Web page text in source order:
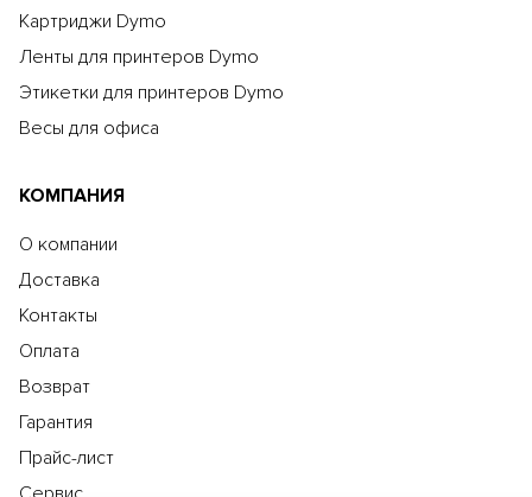
Картриджи Dymo
Ленты для принтеров Dymo
Этикетки для принтеров Dymo
Весы для офиса
КОМПАНИЯ
О компании
Доставка
Контакты
Оплата
Возврат
Гарантия
Прайс-лист